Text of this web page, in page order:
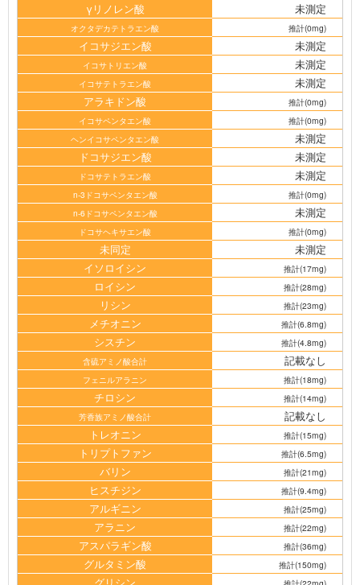
γリノレン酸 未測定
オクタデカテトラエン酸 推計(0mg)
イコサジエン酸 未測定
イコサトリエン酸 未測定
イコサテトラエン酸
未測定
アラキドン酸
推計(0mg)
イコサペンタエン酸
推計(0mg)
ヘンイコサペンタエン酸
未測定
ドコサジエン酸
未測定
ドコサテトラエン酸 未測定
n-3ドコサペンタエン酸
推計(0mg)
n-6ドコサペンタエン酸
未測定
ドコサヘキサエン酸 推計(0mg)
未同定
未測定
イソロイシン
推計(17mg)
ロイシン 推計(28mg)
リシン 推計(23mg)
メチオニン 推計(6.8mg)
シスチン
推計(4.8mg)
含硫アミノ酸合計
記載なし
フェニルアラニン 推計(18mg)
チロシン
推計(14mg)
芳香族アミノ酸合計
記載なし
トレオニン
推計(15mg)
トリプトファン 推計(6.5mg)
バリン 推計(21mg)
ヒスチジン 推計(9.4mg)
アルギニン 推計(25mg)
アラニン 推計(22mg)
アスパラギン酸 推計(36mg)
グルタミン酸 推計(150mg)
グリシン